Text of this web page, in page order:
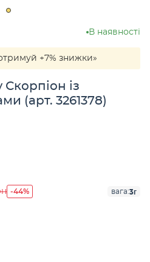
В наявності
+7% знижки»
Скорпіон із
(арт. 3261378)
-44% вага:3г